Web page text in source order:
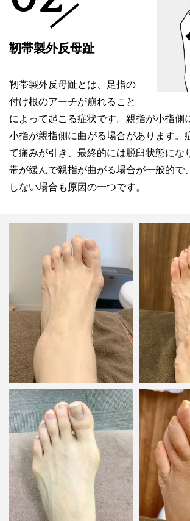
靭帯製外反母趾
靭帯製外反母趾とは、足指の
付け根のアーチが崩れること
によって起こる症状です。親指が小指側
小指が親指側に曲がる場合があります。
て痛みが引き、最終的には脱臼状態にな
帯が緩んで親指が曲がる場合が一般的で
しない場合も原因の一つです。